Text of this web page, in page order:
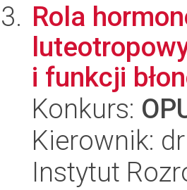
Rola
i funkcji
Konkurs:
Kierownik:
Instytut